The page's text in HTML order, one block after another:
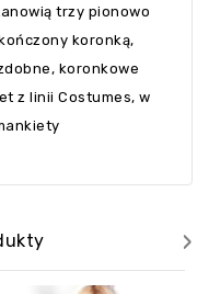
trzy pionowo
koronką,
koronkowe
z linii Costumes, w
›